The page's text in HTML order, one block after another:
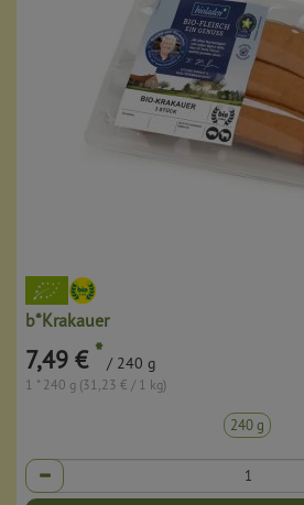
b*Krakauer
7,49 € * / 240 g
1 * 240 g (31,23 € / 1 kg)
240 g
Anzahl